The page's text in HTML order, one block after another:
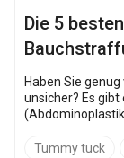
Die 5
Haben Sie
unsicher? Es
korrigieren. Wie
Tummy tuck